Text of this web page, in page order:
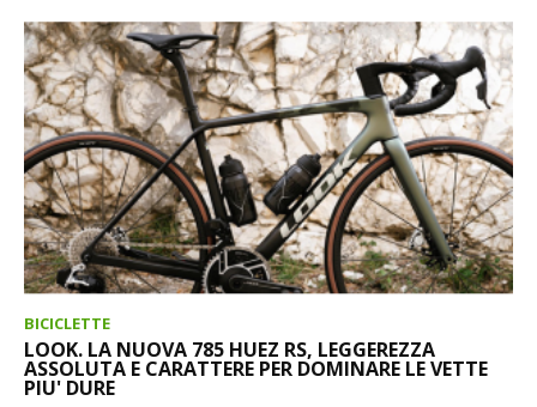
BICICLETTE
LOOK. LA NUOVA 785 HUEZ RS, LEGGEREZZA
ASSOLUTA E CARATTERE PER DOMINARE LE VETTE
PIU' DURE